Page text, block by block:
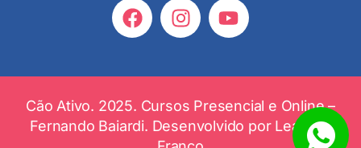
Cão Ativo. 2025. Cursos Presencial e Online –
Fernando Baiardi. Desenvolvido por Leandro